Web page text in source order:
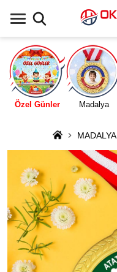
Özel Günler Madalya
MADALYA